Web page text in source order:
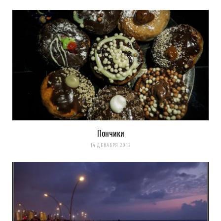
Уведомить меня о новых комментариях по email.
Уведомлять меня о новых записях почтой.
Оповещать о новых
комментариях. А можно простоподписаться на комментарии
Пончики
14 ДЕКАБРЯ 2012